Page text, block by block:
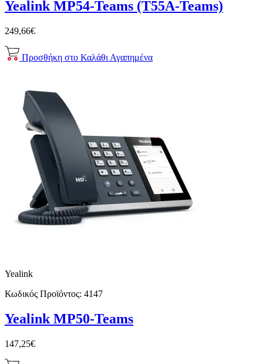
Yealink MP54-Teams (T55A-Teams)
249,66€
Προσθήκη στο Καλάθι Αγαπημένα
Yealink
Κωδικός Προϊόντος: 4147
Yealink MP50-Teams
147,25€